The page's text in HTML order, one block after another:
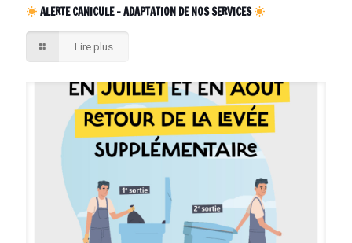
ALERTE CANICULE – ADAPTATION DE NOS SERVICES
Lire plus